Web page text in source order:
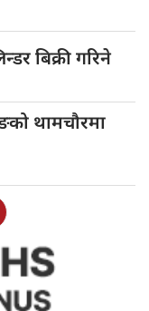
बिक्री गरिने
थामचौरमा